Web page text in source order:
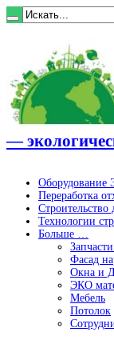
—
Оборудование
Переработка
Строительство
Технологии
Больше …
Фасад
Окна и
ЭКО
Мебель
Потолок